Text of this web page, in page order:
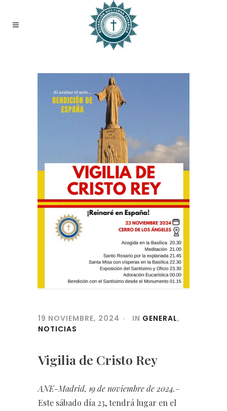
19 NOVIEMBRE, 2024 IN GENERAL,
NOTICIAS
Vigilia de Cristo Rey
ANE-Madrid, 19 de noviembre de 2024.–
Este sábado día 23, tendrá lugar en el